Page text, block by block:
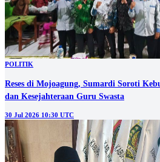
POLITIK
Reses di Mojoagung, Sumardi Soroti
dan Kesejahteraan Guru Swasta
30 Jul 2026 10:30 UTC